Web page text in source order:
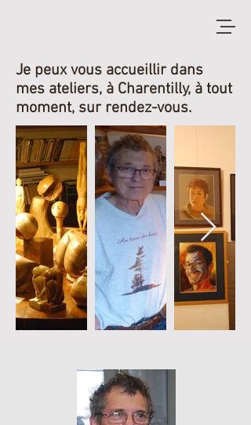
Je peux vous accueillir dans
mes ateliers, à Charentilly, à tout
moment, sur rendez-vous.